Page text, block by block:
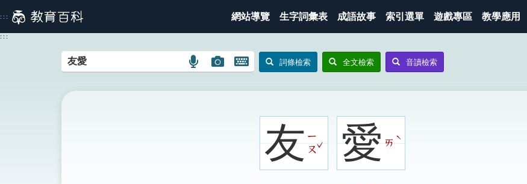
到
主
::: 網站導覽 生字詞彙表 成語故事 索引選單 遊戲專區 教學應用
:::
語
搜
圖
搜
開
鍵
詞條檢索 全文檢索 音讀檢索
友ㄧ
ㄡ
ˇ 愛ㄞ
ˋ